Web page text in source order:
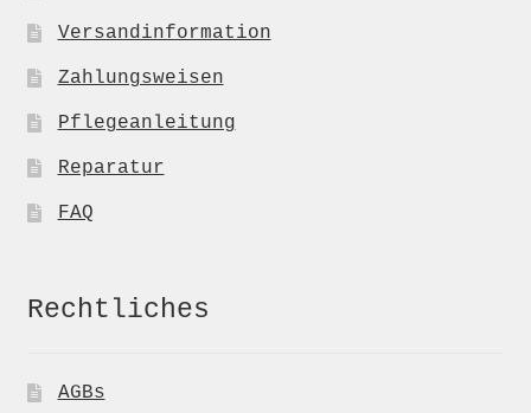
Versandinformation
Zahlungsweisen
Pflegeanleitung
Reparatur
FAQ
Rechtliches
AGBs